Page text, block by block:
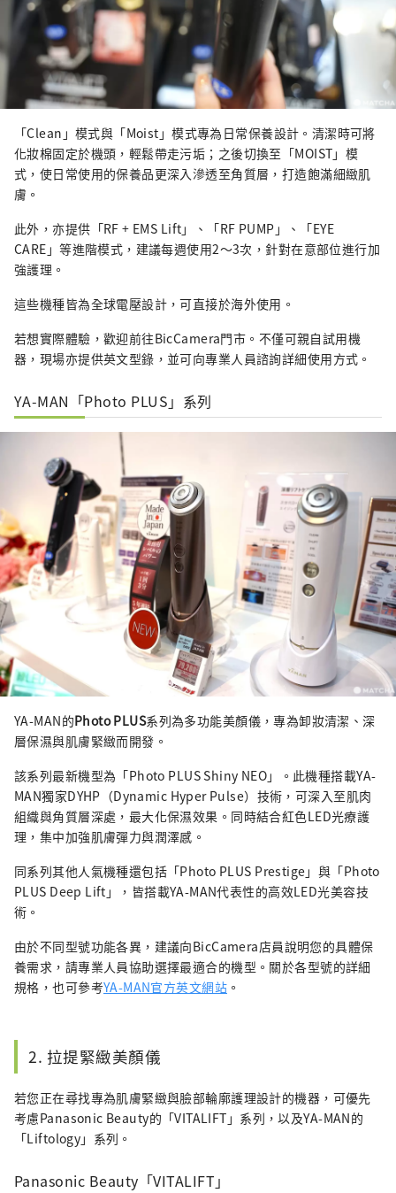
「Clean」模式與「Moist」模式專為日常保養設計。清潔時可將
化妝棉固定於機頭，輕鬆帶走污垢；之後切換至「MOIST」模
式，使日常使用的保養品更深入滲透至角質層，打造飽滿細緻肌
膚。
此外，亦提供「RF + EMS Lift」、「RF PUMP」、「EYE
CARE」等進階模式，建議每週使用2～3次，針對在意部位進行加
強護理。
這些機種皆為全球電壓設計，可直接於海外使用。
若想實際體驗，歡迎前往BicCamera門市。不僅可親自試用機
器，現場亦提供英文型錄，並可向專業人員諮詢詳細使用方式。
YA-MAN「Photo PLUS」系列
YA-MAN的Photo PLUS系列為多功能美顏儀，專為卸妝清潔、深
層保濕與肌膚緊緻而開發。
該系列最新機型為「Photo PLUS Shiny NEO」。此機種搭載YA-
MAN獨家DYHP（Dynamic Hyper Pulse）技術，可深入至肌肉
組織與角質層深處，最大化保濕效果。同時結合紅色LED光療護
理，集中加強肌膚彈力與潤澤感。
同系列其他人氣機種還包括「Photo PLUS Prestige」與「Photo
PLUS Deep Lift」，皆搭載YA-MAN代表性的高效LED光美容技
術。
由於不同型號功能各異，建議向BicCamera店員說明您的具體保
養需求，請專業人員協助選擇最適合的機型。關於各型號的詳細
規格，也可參考YA-MAN官方英文網站 。
2. 拉提緊緻美顏儀
若您正在尋找專為肌膚緊緻與臉部輪廓護理設計的機器，可優先
考慮Panasonic Beauty的「VITALIFT」系列，以及YA-MAN的
「Liftology」系列。
Panasonic Beauty「VITALIFT」